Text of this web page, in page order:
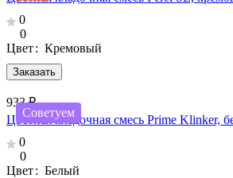
0
0
Заказать
Цвет: Кремовый
Советуем
933 ₽
Цветная кладочная смесь Prime Klinker,
0
0
Цвет: Белый